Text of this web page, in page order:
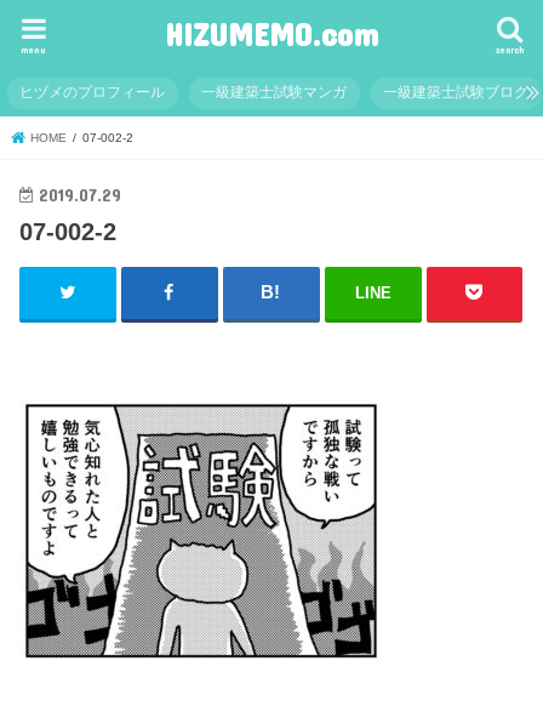
HIZUMEMO.com search
menu
ヒヅメのプロフィール 一級建築士試験マンガ 一級建築士試験ブログ
HOME 07-002-2
2019.07.29
07-002-2
LINE